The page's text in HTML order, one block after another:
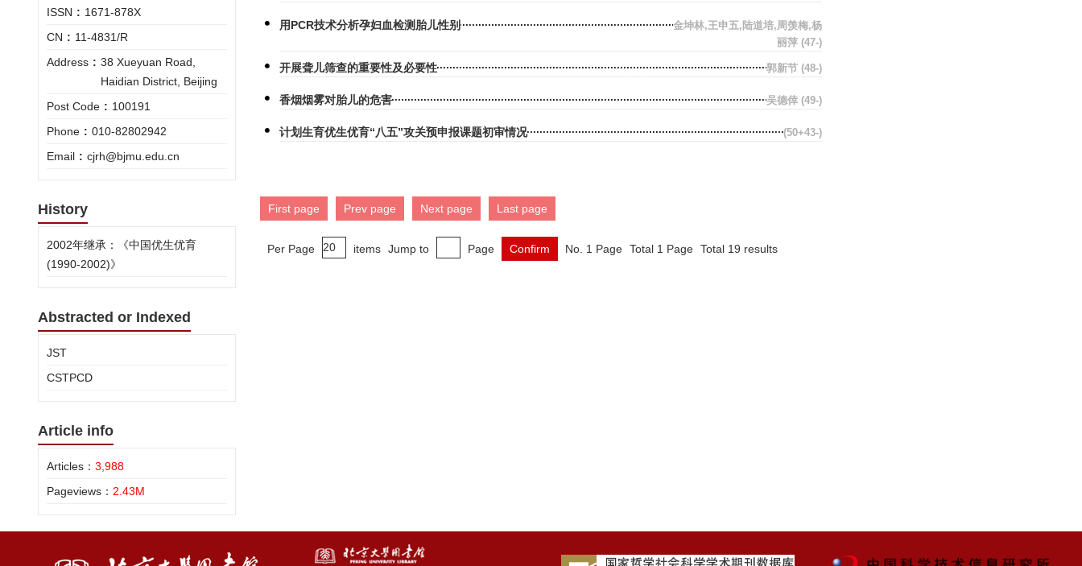
ISSN : 1671-878X
CN : 11-4831/R
Address : 38 Xueyuan Road,
Haidian District, Beijing
Post Code : 100191
Phone : 010-82802942
Email : cjrh@bjmu.edu.cn
History
2002年继承：《中国优生优育
(1990-2002)》
Abstracted or Indexed
JST
CSTPCD
Article info
Articles： 3,988
Pageviews： 2.43M
用PCR技术分析孕妇血检测胎儿性别
金坤林,王申五,陆道培,周羡梅,杨
丽萍 (47-)
开展聋儿筛查的重要性及必要性 郭新节 (48-)
香烟烟雾对胎儿的危害 吴德倖 (49-)
计划生育优生优育“八五”攻关预申报课题初审情况 (50+43-)
First page Prev page Next page Last page
Per Page items Jump to Page Confirm No. 1 Page Total 1 Page Total 19 results